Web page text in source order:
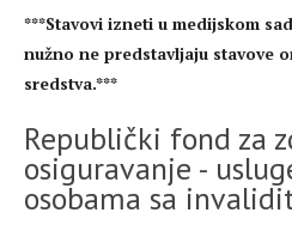
***Stavovi izneti u medijskom
nužno ne predstavljaju stavove
sredstva.***
Republički fond za
osiguravanje -
osobama sa